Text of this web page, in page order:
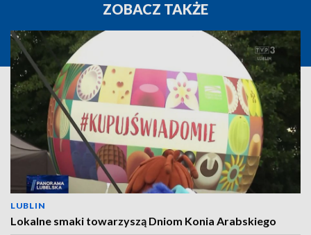
ZOBACZ TAKŻE
LUBLIN
Lokalne smaki towarzyszą Dniom Konia Arabskiego